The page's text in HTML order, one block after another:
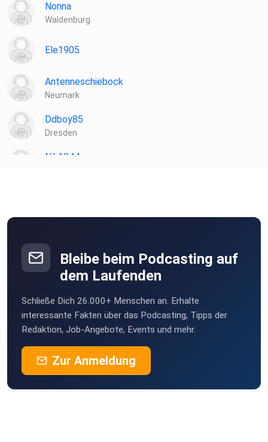
Nonna
Waldenburg
Ele1905
Antenneschiebock
Neumark
Ddboy85
Dresden
Nik1844
Bleibe beim Podcasting auf
dem Laufenden
Schließe Dich 26.000+ Menschen an. Erhalte
interessante Fakten über das Podcasting, Tipps der
Redaktion, Job-Angebote, Events und mehr.
Zur Anmeldung